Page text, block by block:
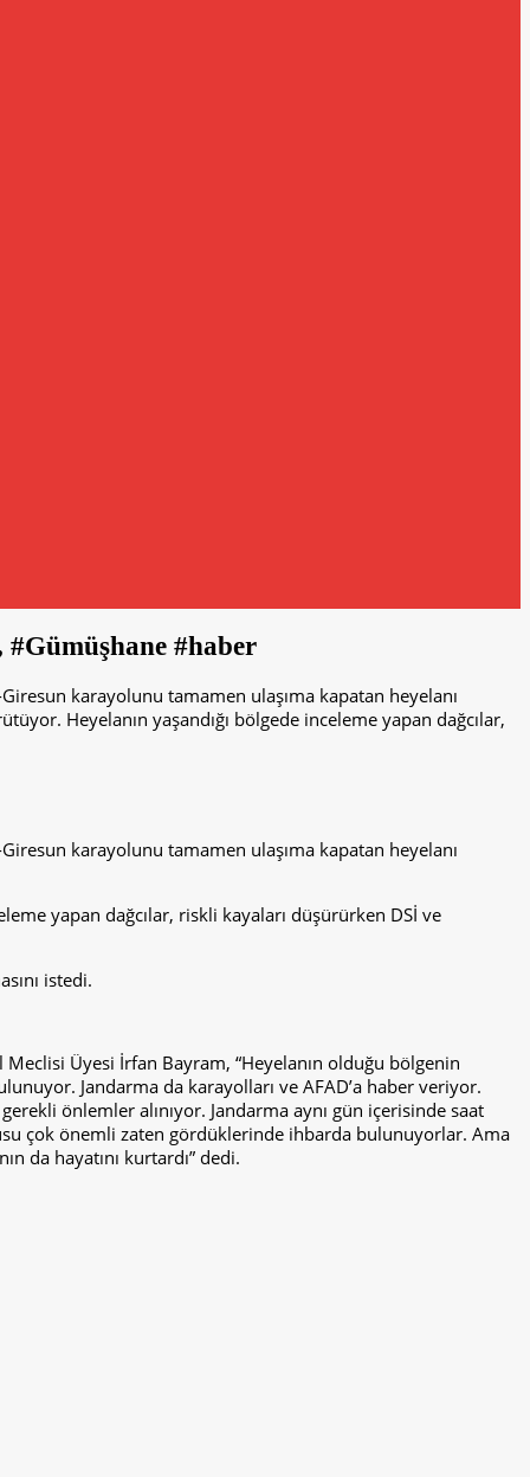
#Gümüşhane #haber
karayolunu tamamen ulaşıma kapatan heyelanı
Heyelanın yaşandığı bölgede inceleme yapan dağcılar,
karayolunu tamamen ulaşıma kapatan heyelanı
yapan dağcılar, riskli kayaları düşürürken DSİ ve
istedi.
Üyesi İrfan Bayram, “Heyelanın olduğu bölgenin
Jandarma da karayolları ve AFAD’a haber veriyor.
önlemler alınıyor. Jandarma aynı gün içerisinde saat
çok önemli zaten gördüklerinde ihbarda bulunuyorlar. Ama
da hayatını kurtardı” dedi.